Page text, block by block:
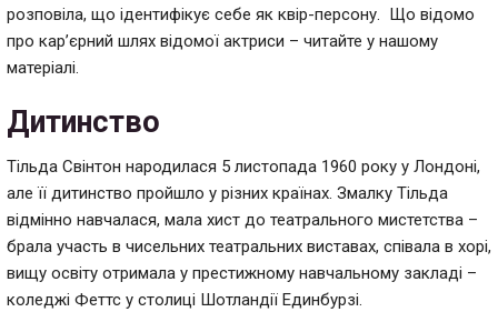
розповіла, що ідентифікує себе як квір-персону. Що відомо
про кар’єрний шлях відомої актриси – читайте у нашому
матеріалі.
Дитинство
Тільда Свінтон народилася 5 листопада 1960 року у Лондоні,
але її дитинство пройшло у різних країнах. Змалку Тільда
відмінно навчалася, мала хист до театрального мистетства –
брала участь в чисельних театральних виставах, співала в хорі,
вищу освіту отримала у престижному навчальному закладі –
коледжі Феттс у столиці Шотландії Единбурзі.